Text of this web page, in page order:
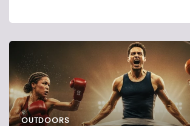
OUTDOORS